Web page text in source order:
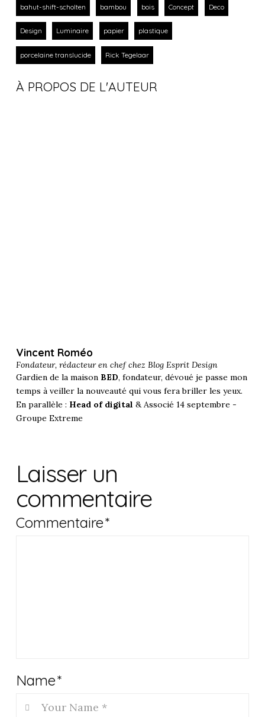
bahut-shift-scholten bambou bois Concept Deco
Design Luminaire papier plastique
porcelaine translucide Rick Tegelaar
À PROPOS DE L'AUTEUR
Vincent Roméo
Fondateur, rédacteur en chef chez Blog Esprit Design
Gardien de la maison BED, fondateur, dévoué je passe mon
temps à veiller la nouveauté qui vous fera briller les yeux.
En parallèle : Head of digital & Associé 14 septembre -
Groupe Extreme
Laisser un
commentaire
Commentaire*
Name*